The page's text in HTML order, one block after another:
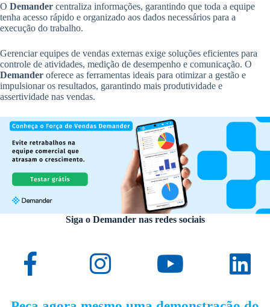
O Demander centraliza informações, garantindo que toda a equipe
tenha acesso rápido e organizado aos dados necessários para a
execução do trabalho.
Gerenciar equipes de vendas externas exige soluções eficientes para
controle de atividades, medição de desempenho e comunicação. O
Demander oferece as ferramentas ideais para otimizar a gestão e
impulsionar os resultados, garantindo mais produtividade e
assertividade nas vendas.
Siga o Demander nas redes sociais